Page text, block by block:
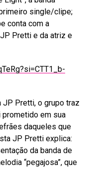
single/clipe;
conta com a
Pretti e da atriz e
Pretti, o grupo traz
em sua
daqueles que
JP Pretti explica:
da banda de
“pegajosa”, que